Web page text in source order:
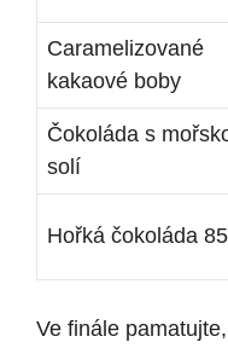
Caramelizované
kakaové boby
Čokoláda s
solí
Hořká čokoláda
Ve finále